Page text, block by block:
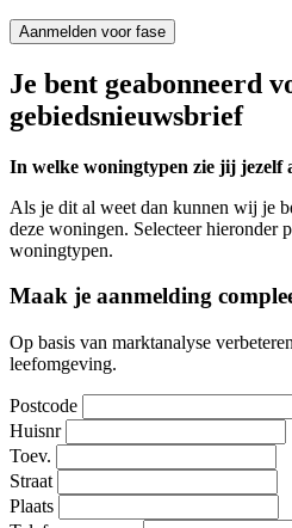
Aanmelden voor fase
Je bent geabonneerd
gebiedsnieuwsbrief
In welke woningtypen zie jij jezelf
Als je dit al weet dan kunnen wij je
deze woningen. Selecteer hieronder
woningtypen.
Maak je aanmelding
Op basis van marktanalyse
leefomgeving.
Postcode
Huisnr
Toev.
Straat
Plaats